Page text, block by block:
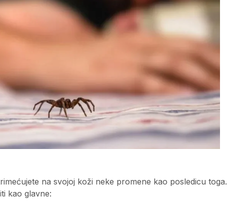
na svojoj koži neke promene kao posledicu toga.
kao glavne: